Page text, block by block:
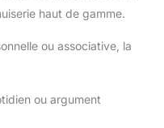
haut de gamme.
ou associative, la
ou argument